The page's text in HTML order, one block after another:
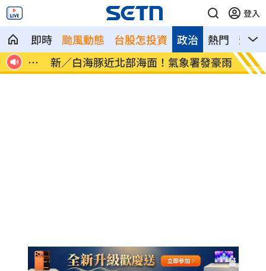
登入
即時 颱風動態 台股怎投資 熱門 影音
政治
台
新／白海豚近北部海面！氣象署發豪雨特
報
南電